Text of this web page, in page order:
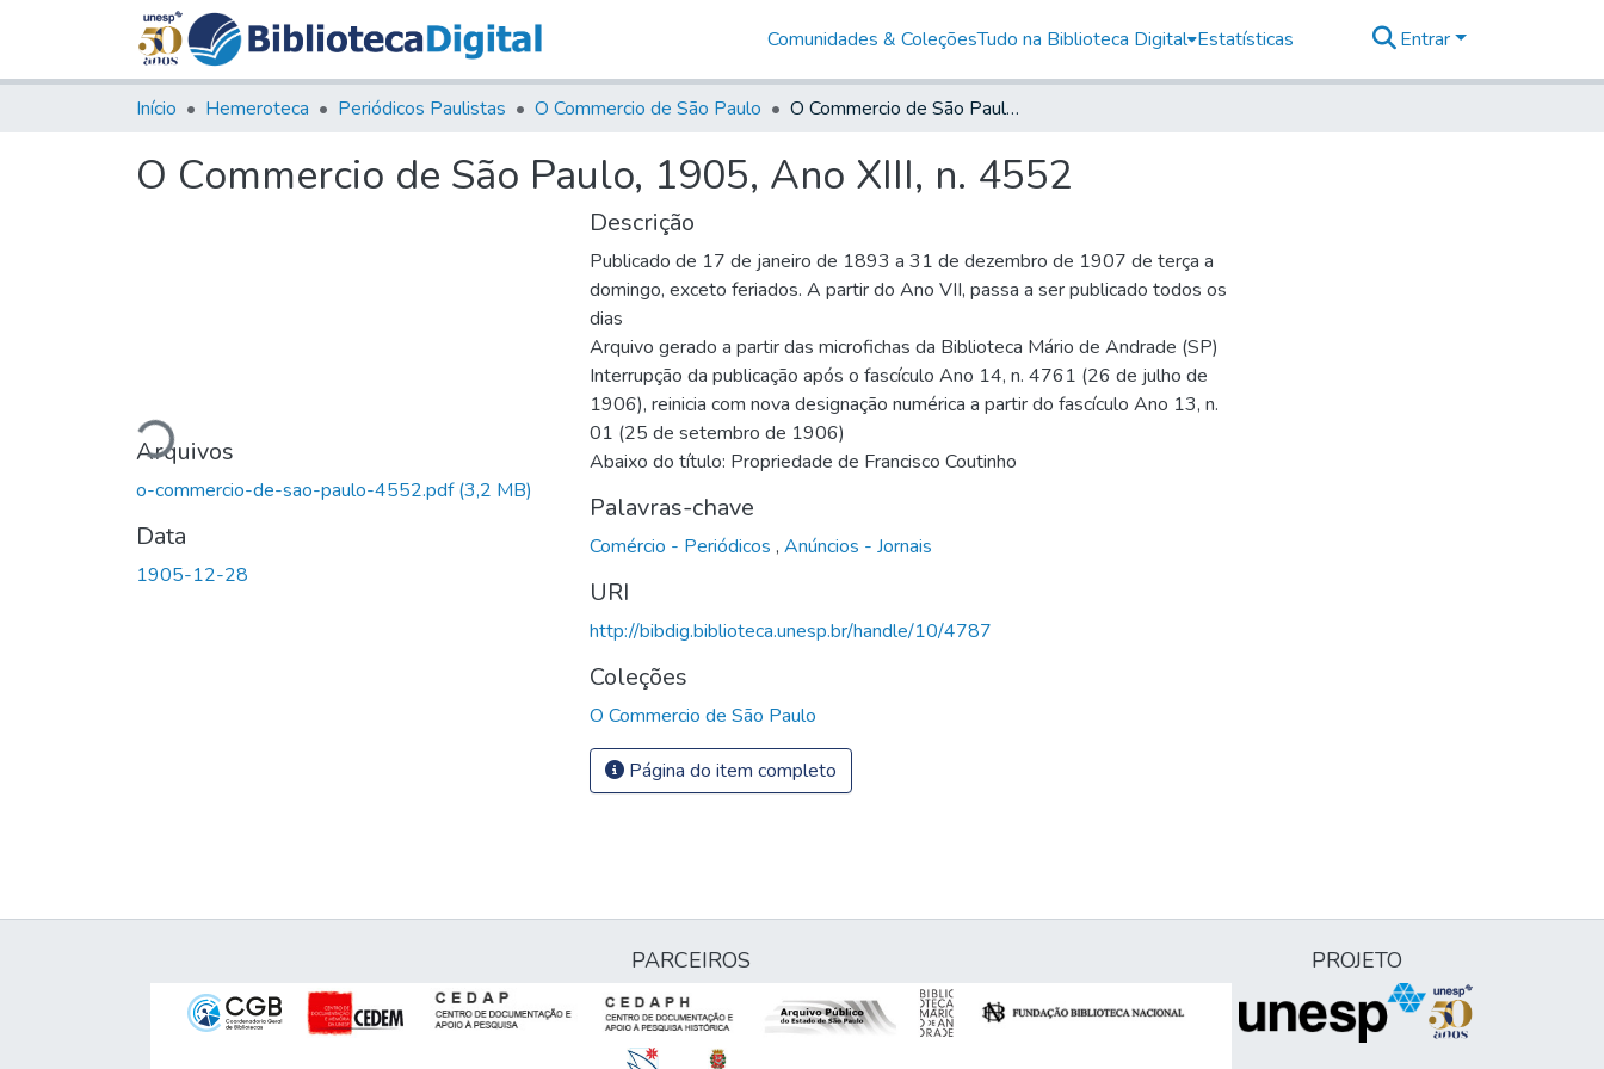
Comunidades & ColeçõesTudo na Biblioteca Digital Estatísticas Entrar
Início Hemeroteca Periódicos Paulistas O Commercio de São Paulo O Commercio de São Paulo, 1905, Ano XIII, n. 4552
O Commercio de São Paulo, 1905, Ano XIII, n. 4552
Carregando...
Arquivos
o-commercio-de-sao-paulo-4552.pdf(3,2 MB)
Data
1905-12-28
Descrição
Publicado de 17 de janeiro de 1893 a 31 de dezembro de 1907 de terça a
domingo, exceto feriados. A partir do Ano VII, passa a ser publicado todos os
dias
Arquivo gerado a partir das microfichas da Biblioteca Mário de Andrade (SP)
Interrupção da publicação após o fascículo Ano 14, n. 4761 (26 de julho de
1906), reinicia com nova designação numérica a partir do fascículo Ano 13, n.
01 (25 de setembro de 1906)
Abaixo do título: Propriedade de Francisco Coutinho
Palavras-chave
Comércio - Periódicos , Anúncios - Jornais
URI
http://bibdig.biblioteca.unesp.br/handle/10/4787
Coleções
O Commercio de São Paulo
Página do item completo
PARCEIROS PROJETO